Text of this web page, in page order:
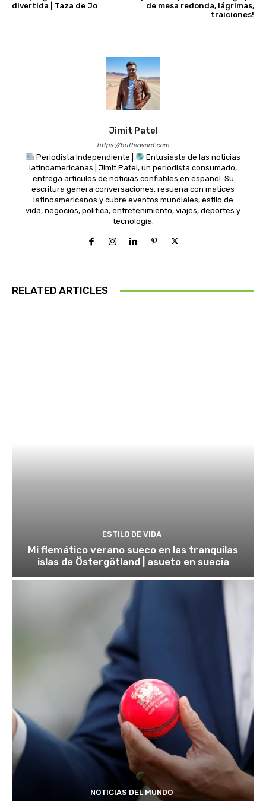
divertida | Taza de Jo
de mesa redonda, lágrimas,
traiciones!
Jimit Patel
https://butterword.com
Periodista Independiente |
Entusiasta de las noticias
latinoamericanas | Jimit Patel, un periodista consumado,
entrega artículos de noticias confiables en español. Su
escritura genera conversaciones, resuena con matices
latinoamericanos y cubre eventos mundiales, estilo de
vida, negocios, política, entretenimiento, viajes, deportes y
tecnología.
RELATED ARTICLES
ESTILO DE VIDA
Mi flemático verano sueco en las tranquilas
islas de Östergötland | asueto en suecia
NOTICIAS DEL MUNDO